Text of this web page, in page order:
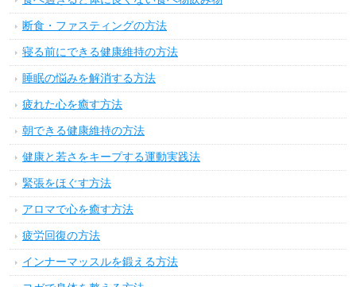
首や肩こりの悩みを解決する方法
手首や腕の悩みを解決する方法
指先・ネイルの悩み解消法
胃腸の悩みを解決する方法
腰痛を解決する方法
足首・ひざの悩みを解決する方法
デリケートな身体の悩みを解決する方法
体の痛みを軽減する方法
便秘を解消する方法
気になるニオイを消す方法
女子力アップメイク術